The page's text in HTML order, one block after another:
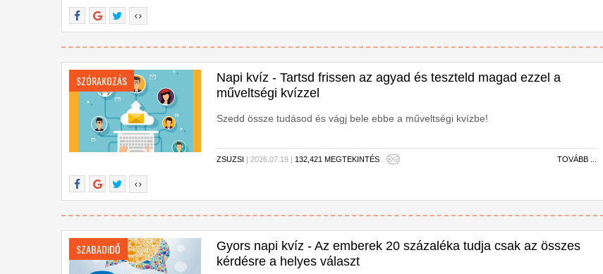
SZÓRAKOZÁS
Napi kvíz - Tartsd frissen az agyad és teszteld magad ezzel a
műveltségi kvízzel
Szedd össze tudásod és vágj bele ebbe a műveltségi kvízbe!
ZSUZSI | 2026.07.19 | 132,421 MEGTEKINTÉS TOVÁBB ...
SZABADIDŐ
Gyors napi kvíz - Az emberek 20 százaléka tudja csak az összes
kérdésre a helyes választ